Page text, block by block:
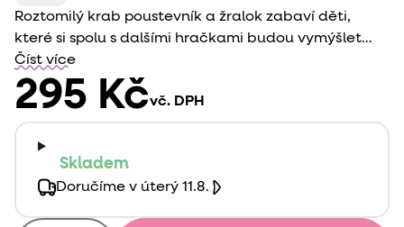
Roztomilý krab poustevník a žralok zabaví děti,
které si spolu s dalšími hračkami budou vymýšlet
příběhy a tvořit prostředí z naší úžasné domácí
Mamolíny.
Číst více
295 Kčvč. DPH
Skladem
Doručíme v úterý 11.8.